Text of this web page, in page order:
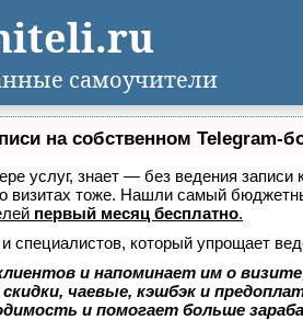
на собственном Telegram-
услуг, знает — без ведения
визитах тоже. Нашли самый
первый месяц бесплатно.
специалистов, который упрощает
и напоминает им о
чаевые, кэшбэк и
и помогает больше
самоучители